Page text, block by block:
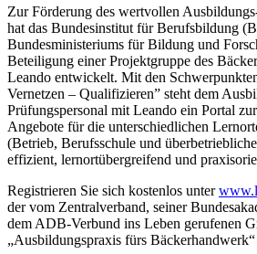
Zur Förderung des wertvollen
hat das Bundesinstitut für Berufsbildung
Bundesministeriums für Bildung und
Beteiligung einer Projektgruppe des
Leando entwickelt. Mit den
Vernetzen – Qualifizieren” steht dem
Prüfungspersonal mit Leando ein Portal
Angebote für die unterschiedlichen
(Betrieb, Berufsschule und
effizient, lernortübergreifend und
Registrieren Sie sich kostenlos unter
der vom Zentralverband, seiner
dem ADB-Verbund ins Leben gerufenen
„Ausbildungspraxis fürs